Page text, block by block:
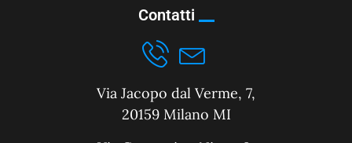
Contatti
Via Jacopo dal Verme, 7,
20159 Milano MI